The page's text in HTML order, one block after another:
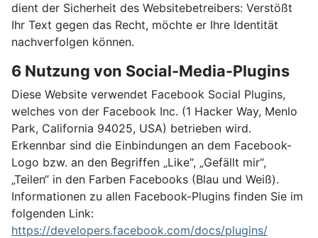
dient der Sicherheit des Websitebetreibers: Verstößt
Ihr Text gegen das Recht, möchte er Ihre Identität
nachverfolgen können.
6 Nutzung von Social-Media-Plugins
Diese Website verwendet Facebook Social Plugins,
welches von der Facebook Inc. (1 Hacker Way, Menlo
Park, California 94025, USA) betrieben wird.
Erkennbar sind die Einbindungen an dem Facebook-
Logo bzw. an den Begriffen „Like“, „Gefällt mir“,
„Teilen“ in den Farben Facebooks (Blau und Weiß).
Informationen zu allen Facebook-Plugins finden Sie im
folgenden Link:
https://developers.facebook.com/docs/plugins/